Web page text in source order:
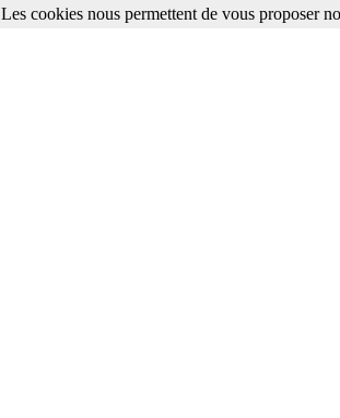
Les cookies nous permettent de vous proposer